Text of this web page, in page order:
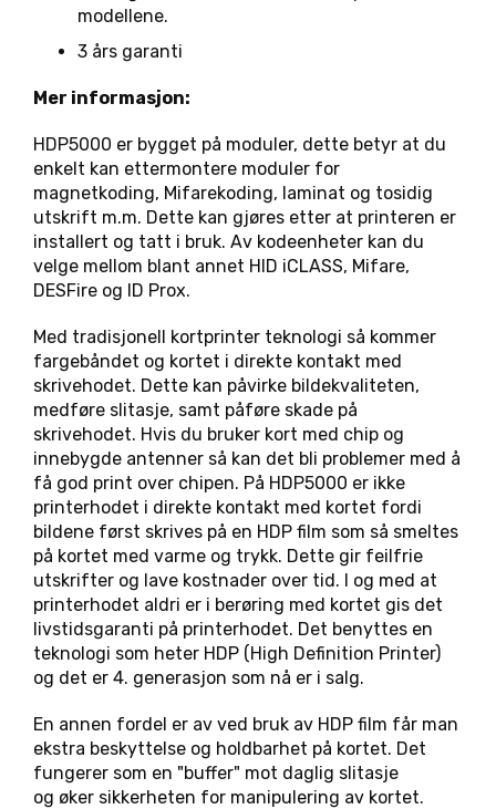
modellene.
3 års garanti
Mer informasjon:
HDP5000 er bygget på moduler, dette betyr at du
enkelt kan ettermontere moduler for
magnetkoding, Mifarekoding, laminat og tosidig
utskrift m.m. Dette kan gjøres etter at printeren er
installert og tatt i bruk. Av kodeenheter kan du
velge mellom blant annet HID iCLASS, Mifare,
DESFire og ID Prox.
Med tradisjonell kortprinter teknologi så kommer
fargebåndet og kortet i direkte kontakt med
skrivehodet. Dette kan påvirke bildekvaliteten,
medføre slitasje, samt påføre skade på
skrivehodet. Hvis du bruker kort med chip og
innebygde antenner så kan det bli problemer med å
få god print over chipen. På HDP5000 er ikke
printerhodet i direkte kontakt med kortet fordi
bildene først skrives på en HDP film som så smeltes
på kortet med varme og trykk. Dette gir feilfrie
utskrifter og lave kostnader over tid. I og med at
printerhodet aldri er i berøring med kortet gis det
livstidsgaranti på printerhodet. Det benyttes en
teknologi som heter HDP (High Definition Printer)
og det er 4. generasjon som nå er i salg.
En annen fordel er av ved bruk av HDP film får man
ekstra beskyttelse og holdbarhet på kortet. Det
fungerer som en "buffer" mot daglig slitasje
og øker sikkerheten for manipulering av kortet.